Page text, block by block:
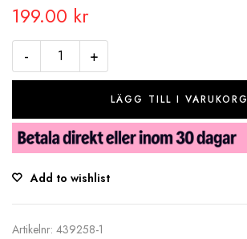
199.00 kr
- +
LÄGG TILL I VARUKORG
Add to wishlist
Artikelnr: 439258-1